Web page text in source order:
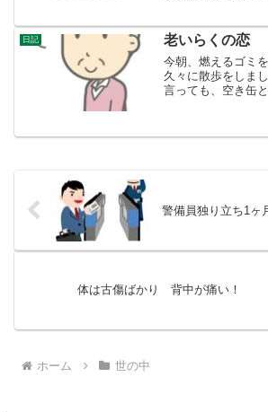
い。長袖のウェス
にする。しかし、
日記 老いらくの恋
今朝、燃えるゴミ
久々に散歩をしま
言っても、空き缶
たりするとき、お
警備員独り立ち1ヶ
体は古傷ばかり 背中が痛い！
ホーム 世の中